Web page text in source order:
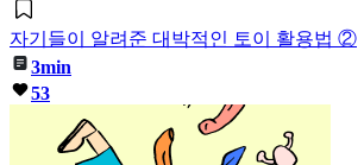
자기들이 알려준 대박적인 토이 활용법 ②
3min
53